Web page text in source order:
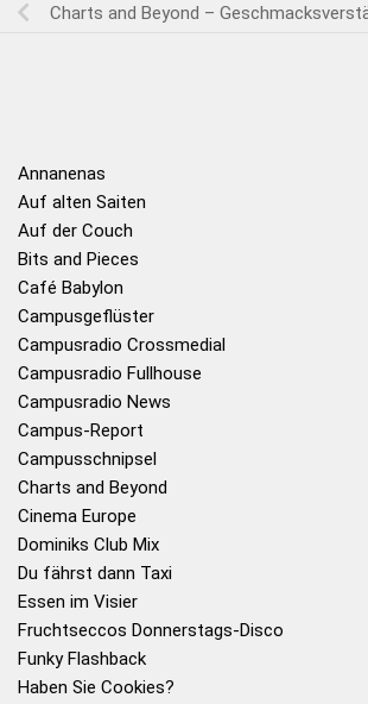
Charts and Beyond –
Annanenas
Auf alten Saiten
Auf der Couch
Bits and Pieces
Café Babylon
Campusgeflüster
Campusradio Crossmedial
Campusradio Fullhouse
Campusradio News
Campus-Report
Campusschnipsel
Charts and Beyond
Cinema Europe
Dominiks Club Mix
Du fährst dann Taxi
Essen im Visier
Fruchtseccos Donnerstags-Disco
Funky Flashback
Haben Sie Cookies?